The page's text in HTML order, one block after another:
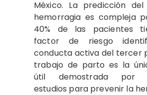
México. La predicción
hemorragia es compleja
40% de las pacientes
factor de riesgo
conducta activa del tercer
trabajo de parto es la
útil demostrada por
estudios para prevenir la